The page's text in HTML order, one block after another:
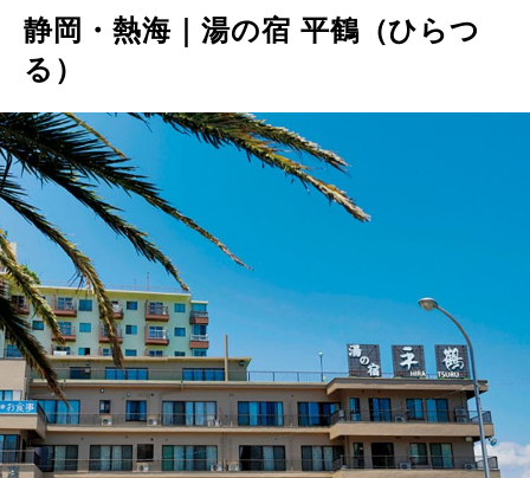
静岡・熱海｜湯の宿 平鶴（ひらつ
る）